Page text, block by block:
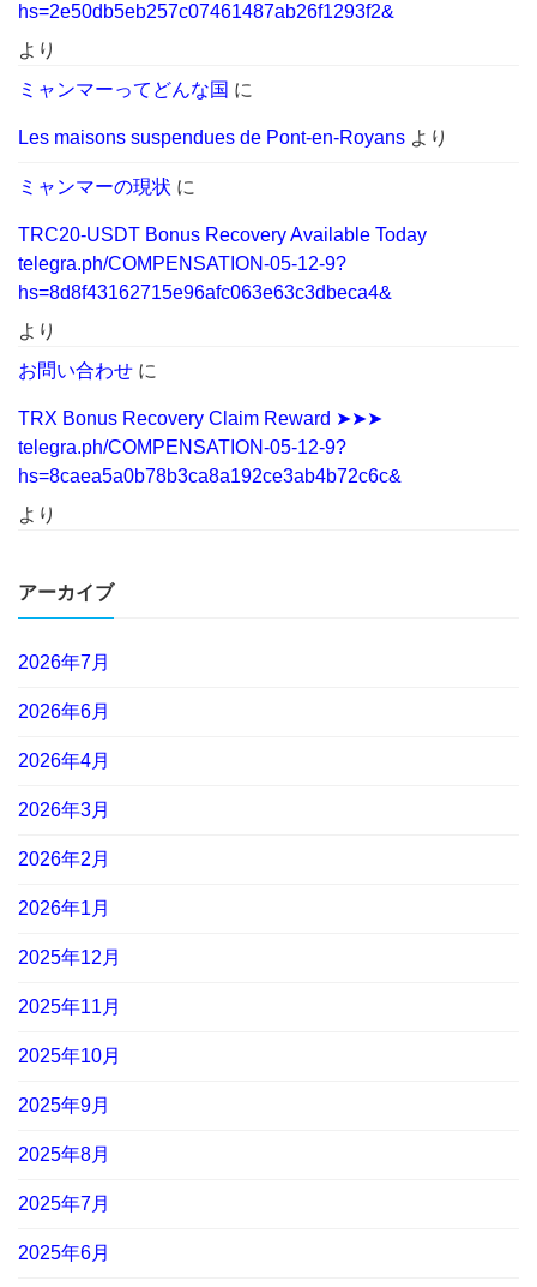
hs=2e50db5eb257c07461487ab26f1293f2&
より
ミャンマーってどんな国 に
Les maisons suspendues de Pont-en-Royans より
ミャンマーの現状 に
TRC20-USDT Bonus Recovery Available Today
telegra.ph/COMPENSATION-05-12-9?
hs=8d8f43162715e96afc063e63c3dbeca4&
より
お問い合わせ に
TRX Bonus Recovery Claim Reward ➤➤➤
telegra.ph/COMPENSATION-05-12-9?
hs=8caea5a0b78b3ca8a192ce3ab4b72c6c&
より
アーカイブ
2026年7月
2026年6月
2026年4月
2026年3月
2026年2月
2026年1月
2025年12月
2025年11月
2025年10月
2025年9月
2025年8月
2025年7月
2025年6月